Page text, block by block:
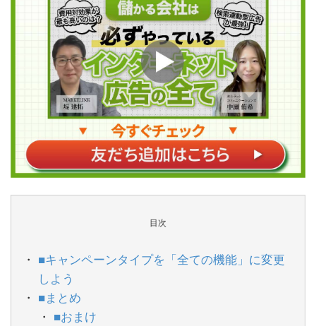
目次
■キャンペーンタイプを「全ての機能」に変更
しよう
■まとめ
■おまけ